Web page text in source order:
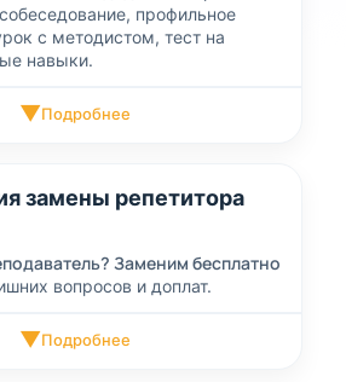
профильное
с методистом, тест на
навыки.
▼Подробнее
замены репетитора
Заменим бесплатно
вопросов и доплат.
▼Подробнее